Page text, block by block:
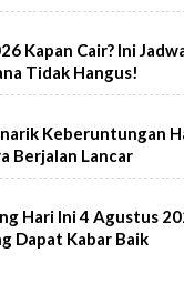
Kapan Cair? Ini
Tidak Hangus!
Keberuntungan
Berjalan Lancar
Hari Ini 4 Agustus
Dapat Kabar Baik